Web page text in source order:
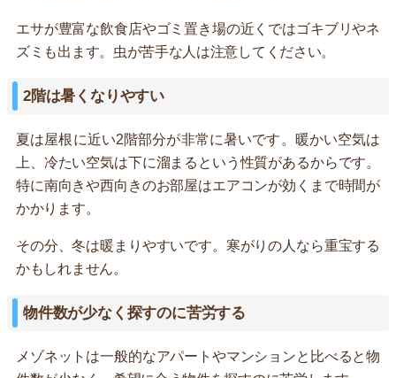
エサが豊富な飲食店やゴミ置き場の近くではゴキブリやネ
ズミも出ます。虫が苦手な人は注意してください。
2階は暑くなりやすい
夏は屋根に近い2階部分が非常に暑いです。暖かい空気は
上、冷たい空気は下に溜まるという性質があるからです。
特に南向きや西向きのお部屋はエアコンが効くまで時間が
かかります。
その分、冬は暖まりやすいです。寒がりの人なら重宝する
かもしれません。
物件数が少なく探すのに苦労する
メゾネットは一般的なアパートやマンションと比べると物